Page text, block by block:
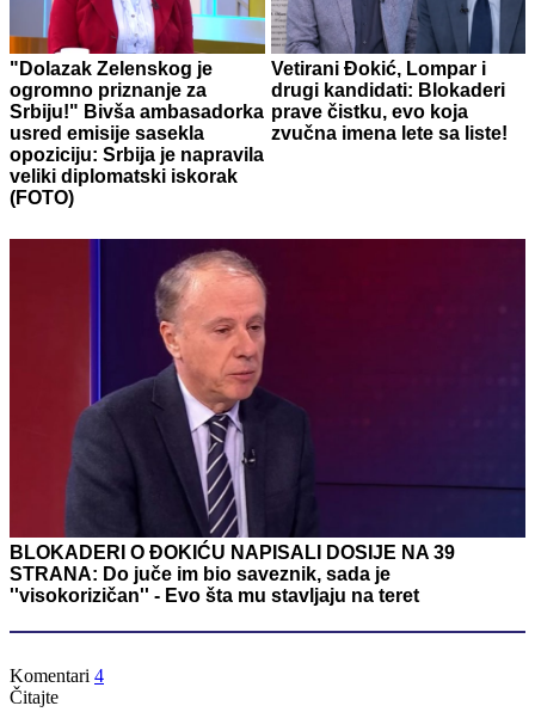
"Dolazak Zelenskog je
ogromno priznanje za
Srbiju!" Bivša ambasadorka
usred emisije sasekla
opoziciju: Srbija je napravila
veliki diplomatski iskorak
(FOTO)
Vetirani Đokić, Lompar i
drugi kandidati: Blokaderi
prave čistku, evo koja
zvučna imena lete sa liste!
BLOKADERI O ĐOKIĆU NAPISALI DOSIJE NA 39
STRANA: Do juče im bio saveznik, sada je
''visokorizičan'' - Evo šta mu stavljaju na teret
Komentari 4
Čitajte